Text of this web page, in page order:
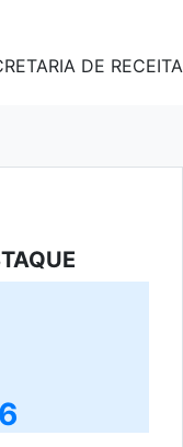
DE RECEITA